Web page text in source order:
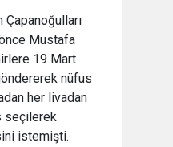
Mustafa
19 Mart
nüfus
her livadan
seçilerek
istemişti.